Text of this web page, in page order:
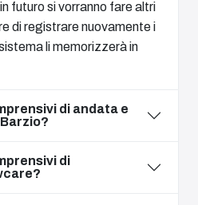
futuro si vorranno fare altri
di registrare nuovamente i
li memorizzerà in
di andata e
di